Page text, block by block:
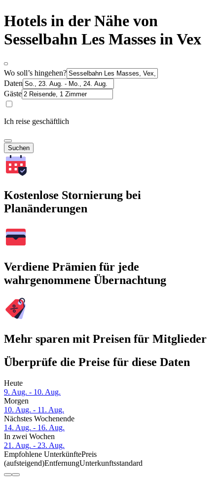
Hotels in der Nähe von
Sesselbahn Les Masses in Vex
Wo soll’s hingehen?
Daten
Gäste
Ich reise geschäftlich
Suchen
Kostenlose Stornierung bei
Planänderungen
Verdiene Prämien für jede
wahrgenommene Übernachtung
Mehr sparen mit Preisen für Mitglieder
Überprüfe die Preise für diese Daten
Heute
9. Aug. - 10. Aug.
Morgen
10. Aug. - 11. Aug.
Nächstes Wochenende
14. Aug. - 16. Aug.
In zwei Wochen
21. Aug. - 23. Aug.
Empfohlene UnterkünftePreis
(aufsteigend)EntfernungUnterkunftsstandard